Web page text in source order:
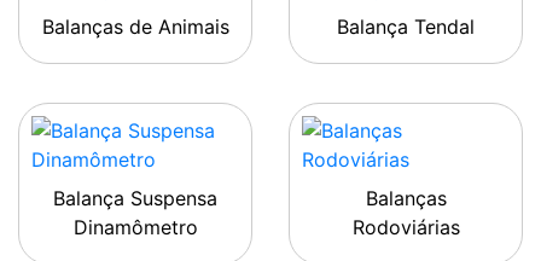
Balanças de Animais Balança Tendal
Balança Suspensa
Dinamômetro
Balanças
Rodoviárias